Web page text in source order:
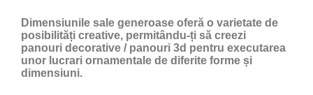
Dimensiunile sale generoase oferă o varietate de
posibilități creative, permitându-ți să creezi
panouri decorative / panouri 3d pentru executarea
unor lucrari ornamentale de diferite forme și
dimensiuni.